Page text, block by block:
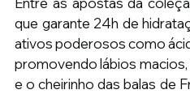
que garante 24h de
ativos poderosos como
promovendo lábios
e o cheirinho das balas de